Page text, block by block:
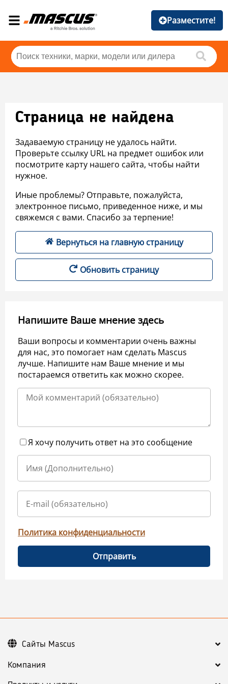
Разместите!
Страница не найдена
Задаваемую страницу не удалось найти.
Проверьте ссылку URL на предмет ошибок или
посмотрите карту нашего сайта, чтобы найти
нужное.
Иные проблемы? Отправьте, пожалуйста,
электронное письмо, приведенное ниже, и мы
свяжемся с вами. Спасибо за терпение!
Вернуться на главную страницу
Обновить страницу
Напишите Ваше мнение здесь
Ваши вопросы и комментарии очень важны
для нас, это помогает нам сделать Mascus
лучше. Напишите нам Ваше мнение и мы
постараемся ответить как можно скорее.
Я хочу получить ответ на это сообщение
Политика конфиденциальности
Отправить
Компания
Сайты Mascus